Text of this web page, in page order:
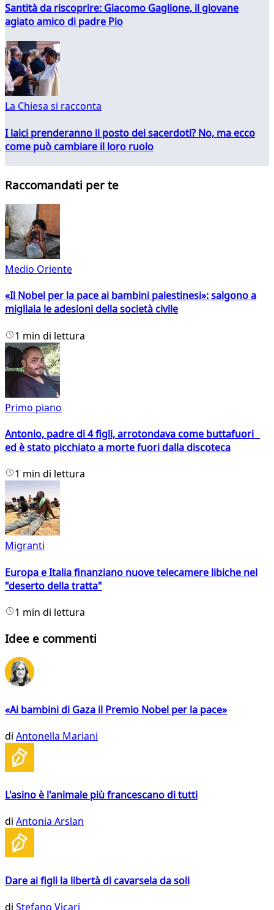
Santità da riscoprire: Giacomo Gaglione, il giovane
agiato amico di padre Pio
La Chiesa si racconta
I laici prenderanno il posto dei sacerdoti? No, ma ecco
come può cambiare il loro ruolo
Raccomandati per te
Medio Oriente
«Il Nobel per la pace ai bambini palestinesi»: salgono a
migliaia le adesioni della società civile
1 min di lettura
Primo piano
Antonio, padre di 4 figli, arrotondava come buttafuori
ed è stato picchiato a morte fuori dalla discoteca
1 min di lettura
Migranti
Europa e Italia finanziano nuove telecamere libiche nel
"deserto della tratta"
1 min di lettura
Idee e commenti
«Ai bambini di Gaza il Premio Nobel per la pace»
di Antonella Mariani
L'asino è l'animale più francescano di tutti
di Antonia Arslan
Dare ai figli la libertà di cavarsela da soli
di Stefano Vicari